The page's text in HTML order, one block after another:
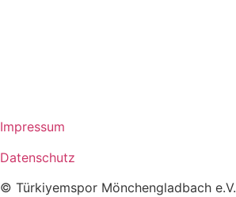
Impressum
Datenschutz
© Türkiyemspor Mönchengladbach e.V.